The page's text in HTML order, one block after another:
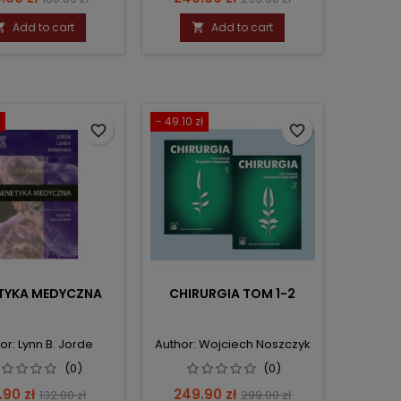
price
Add to cart
price
 Add to cart
MEDYCZNA
Lynn B. Jorde
(0)
zł Regular
132.00 zł
favorite_border
- 49.10 zł
CHIRURGIA TOM 1-2
Author: Wojciech Noszczyk
(0)
Price
249.90 zł Regular
299.00 zł
favorite_border